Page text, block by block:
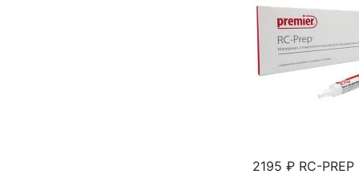
2195 ₽ RC-